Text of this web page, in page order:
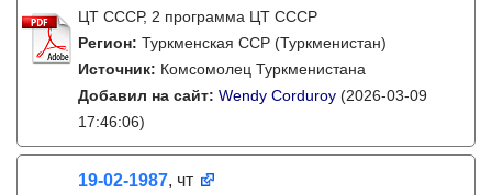
ЦТ СССР, 2 программа ЦТ СССР
Регион: Туркменская ССР (Туркменистан)
Источник: Комсомолец Туркменистана
Добавил на сайт: Wendy Corduroy (2026-03-09
17:46:06)
19-02-1987, чт